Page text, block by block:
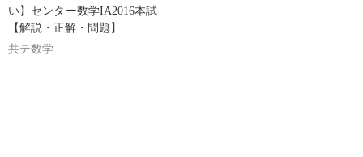
い】センター数学IA2016本試
【解説・正解・問題】
共テ数学